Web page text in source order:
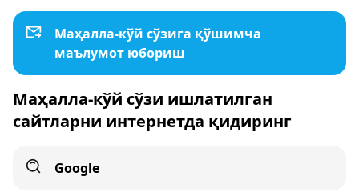
Маҳалла-кўй сўзига қўшимча
маълумот юбориш
Маҳалла-кўй сўзи ишлатилган
сайтларни интернетда қидиринг
Google